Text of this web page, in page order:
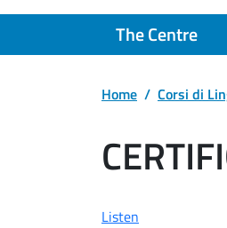
The Centre
Home Corsi di
Listen